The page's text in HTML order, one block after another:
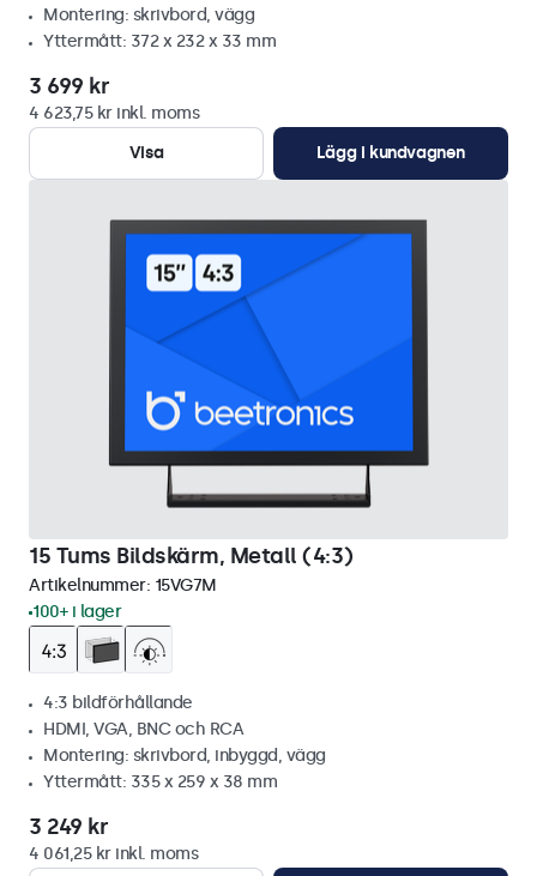
Montering: skrivbord, vägg
Yttermått: 372 x 232 x 33 mm
3 699 kr
4 623,75 kr inkl. moms
Visa
Lägg i kundvagnen
15 Tums Bildskärm, Metall (4:3)
Artikelnummer: 15VG7M
100+ i lager
4:3 bildförhållande
HDMI, VGA, BNC och RCA
Montering: skrivbord, inbyggd, vägg
Yttermått: 335 x 259 x 38 mm
3 249 kr
4 061,25 kr inkl. moms